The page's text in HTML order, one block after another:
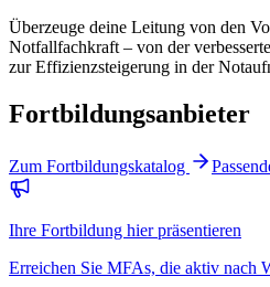
Überzeuge deine Leitung von den
Notfallfachkraft – von der
zur Effizienzsteigerung in der
Fortbildungsanbieter
Zum Fortbildungskatalog
Ihre Fortbildung hier präsentieren
Erreichen Sie MFAs, die aktiv nach